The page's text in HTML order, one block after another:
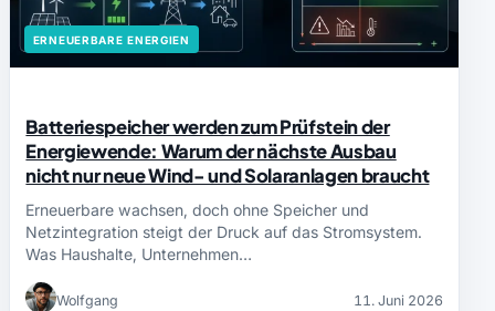
ERNEUERBARE ENERGIEN
Batteriespeicher werden zum Prüfstein der
Energiewende: Warum der nächste Ausbau
nicht nur neue Wind- und Solaranlagen braucht
Erneuerbare wachsen, doch ohne Speicher und
Netzintegration steigt der Druck auf das Stromsystem.
Was Haushalte, Unternehmen…
Wolfgang 11. Juni 2026